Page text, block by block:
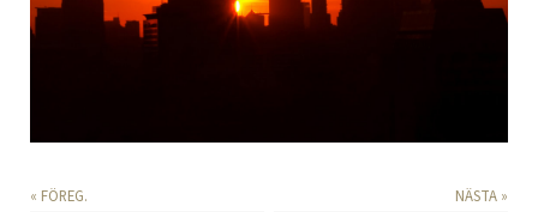
« FÖREG.
NÄSTA »